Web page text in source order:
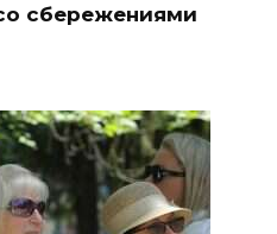
сбережениями